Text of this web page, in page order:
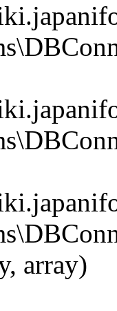
array)